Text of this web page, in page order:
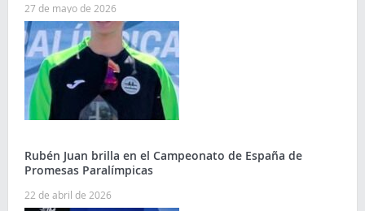
27 de mayo de 2026
Rubén Juan brilla en el Campeonato de España de
Promesas Paralímpicas
22 de abril de 2026